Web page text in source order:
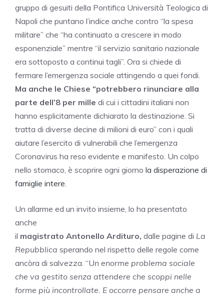
gruppo di gesuiti della Pontifica Università Teologica di
Napoli che puntano l’indice anche contro “la spesa
militare” che “ha continuato a crescere in modo
esponenziale” mentre “il servizio sanitario nazionale
era sottoposto a continui tagli”. Ora si chiede di
fermare l’emergenza sociale attingendo a quei fondi.
Ma anche le Chiese “potrebbero rinunciare alla
parte dell’8 per mille di cui i cittadini italiani non
hanno esplicitamente dichiarato la destinazione. Si
tratta di diverse decine di milioni di euro” con i quali
aiutare l’esercito di vulnerabili che l’emergenza
Coronavirus ha reso evidente e manifesto. Un colpo
nello stomaco, è scoprire ogni giorno la disperazione di
famiglie intere.
Un allarme ed un invito insieme, lo ha presentato
anche
il magistrato Antonello Ardituro, dalle pagine di La
Repubblica sperando nel rispetto delle regole come
ancòra di salvezza. “Un enorme problema sociale
che va gestito senza attendere che scoppi nelle
forme più incontrollate. E occorre pensare anche a